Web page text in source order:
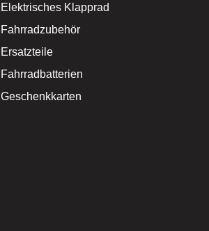
Elektrisches Klapprad
Fahrradzubehör
Ersatzteile
Fahrradbatterien
Geschenkkarten